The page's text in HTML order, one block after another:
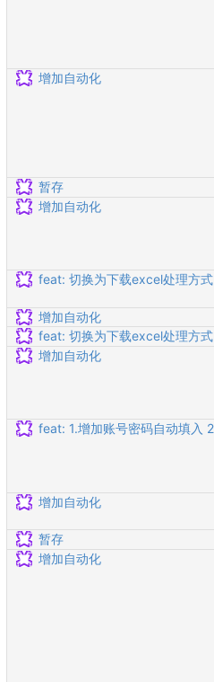
增加自动化
暂存
增加自动化
feat: 切换为下载excel处理方式
增加自动化
feat: 切换为下载excel处理方式
增加自动化
增加自动化
暂存
增加自动化